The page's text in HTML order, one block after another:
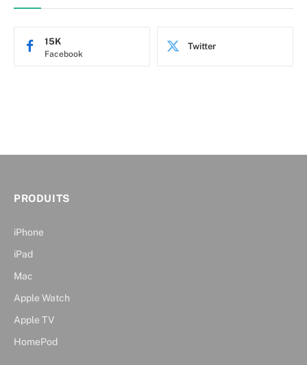
Facebook
15K Twitter
PRODUITS
iPhone
iPad
Mac
Apple Watch
Apple TV
HomePod